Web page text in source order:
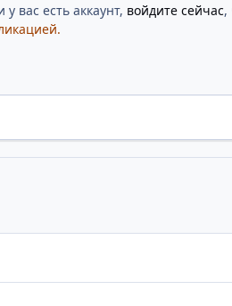
вас есть аккаунт, войдите сейчас,